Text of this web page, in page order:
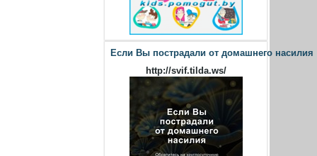
Если Вы пострадали от домашнего насилия
http://svif.tilda.ws/